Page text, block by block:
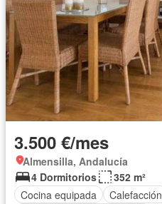
3.500 €/mes
Almensilla, Andalucía
4 Dormitorios
352 m²
Cocina equipada
Calefacción